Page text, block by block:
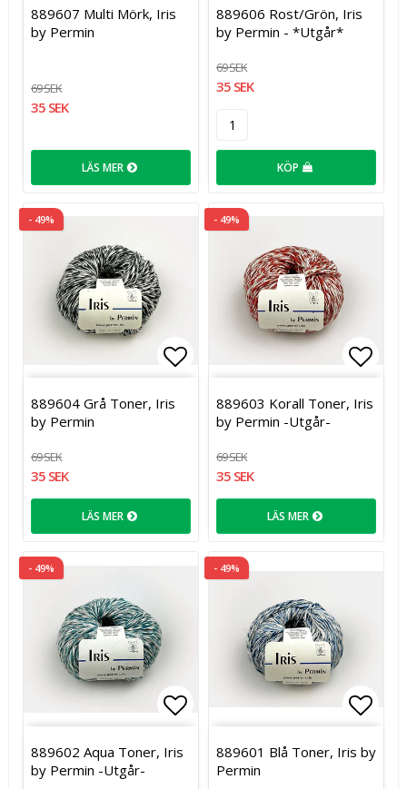
889607 Multi Mörk, Iris
by Permin
69 SEK
35 SEK
LÄS MER
889606 Rost/Grön, Iris
by Permin - *Utgår*
69 SEK
35 SEK
KÖP
- 49%
Lägg till i favoritlistan
889604 Grå Toner, Iris
by Permin
69 SEK
35 SEK
LÄS MER
- 49%
889603 Korall Toner, Iris
by Permin -Utgår-
69 SEK
35 SEK
LÄS MER
- 49%
Lägg till i favoritlistan
889602 Aqua Toner, Iris
by Permin -Utgår-
- 49%
889601 Blå Toner, Iris by
Permin